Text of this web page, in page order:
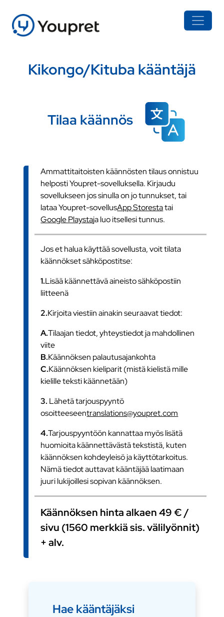
Kikongo/Kituba kääntäjä
Tilaa käännös
Ammattitaitoisten käännösten tilaus onnistuu
helposti Youpret-sovelluksella. Kirjaudu
sovellukseen jos sinulla on jo tunnukset, tai
lataa Youpret-sovellusApp Storestatai
Google Playstaja luo itsellesi tunnus.
Jos et halua käyttää sovellusta, voit tilata
käännökset sähköpostitse:
1.Lisää käännettävä aineisto sähköpostiin
liitteenä
2.Kirjoita viestiin ainakin seuraavat tiedot:
A.Tilaajan tiedot, yhteystiedot ja mahdollinen
viite
B.Käännöksen palautusajankohta
C.Käännöksen kieliparit (mistä kielistä mille
kielille teksti käännetään)
3. Lähetä tarjouspyyntö
osoitteeseentranslations@youpret.com
4.Tarjouspyyntöön kannattaa myös lisätä
huomioita käännettävästä tekstistä, kuten
käännöksen kohdeyleisö ja käyttötarkoitus.
Nämä tiedot auttavat kääntäjää laatimaan
juuri lukijoillesi sopivan käännöksen.
Käännöksen hinta alkaen 49 € /
sivu (1560 merkkiä sis. välilyönnit)
+ alv.
Hae kääntäjäksi